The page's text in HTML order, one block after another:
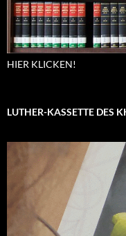
HIER KLICKEN!
LUTHER-KASSETTE DES